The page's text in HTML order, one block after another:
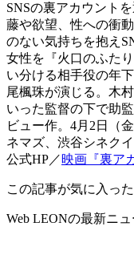
SNSの裏アカウント
藤や欲望、性への衝
のない気持ちを抱え
女性を『火口のふた
い分ける相手役の年
尾楓珠が演じる。木
いった監督の下で助
ビュー作。4月2日（
ネマズ、渋谷シネク
公式HP／映画『裏ア
この記事が気に入っ
Web LEONの最新ニ